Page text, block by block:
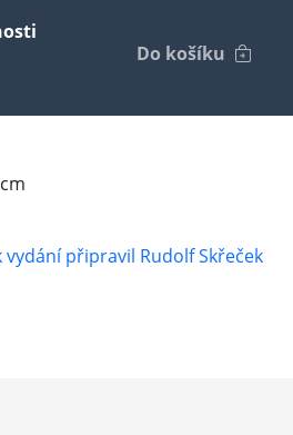
Do košíku
připravil Rudolf Skřeček